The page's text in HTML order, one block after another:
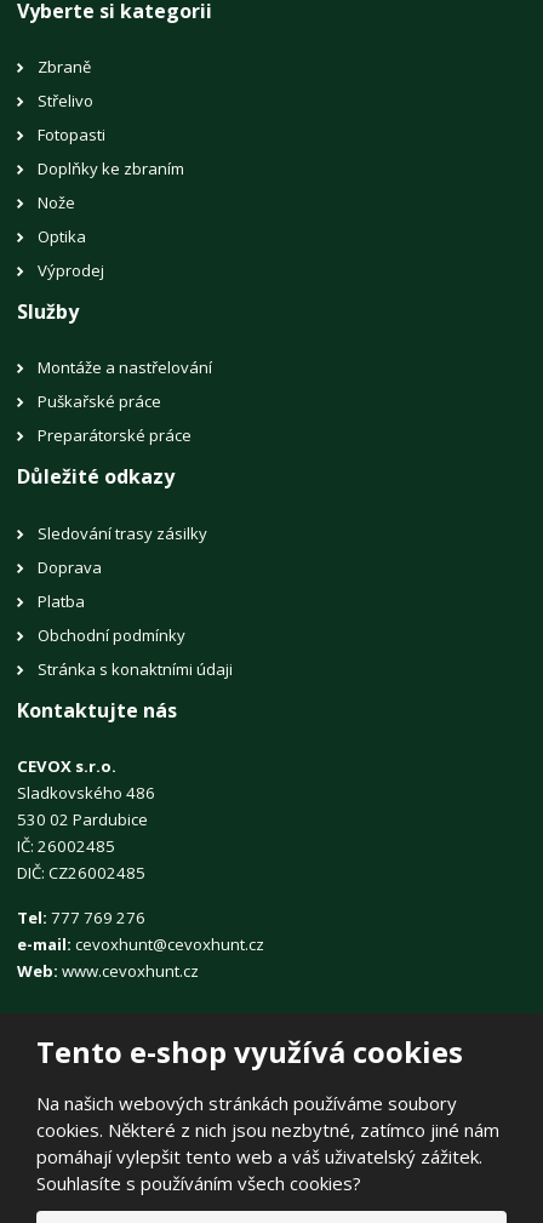
Tento e-shop využívá cookies
Na našich webových stránkách používáme soubory
cookies. Některé z nich jsou nezbytné, zatímco jiné nám
pomáhají vylepšit tento web a váš uživatelský zážitek.
Souhlasíte s používáním všech cookies?
Vyberte si kategorii
Zbraně
Střelivo
Fotopasti
Doplňky ke zbraním
Nože
Optika
Výprodej
Služby
Montáže a nastřelování
Puškařské práce
Preparátorské práce
Důležité odkazy
Sledování trasy zásilky
Doprava
Platba
Obchodní podmínky
Stránka s konaktními údaji
Kontaktujte nás
CEVOX s.r.o.
Sladkovského 486
530 02 Pardubice
IČ: 26002485
DIČ: CZ26002485
Tel:777 769 276
e-mail: cevoxhunt@cevoxhunt.cz
Web: www.cevoxhunt.cz
© 2026, CEVOX s.r.o.
Prohlášení o přístupnosti|Ochrana osobních údajů| Mapa stránek